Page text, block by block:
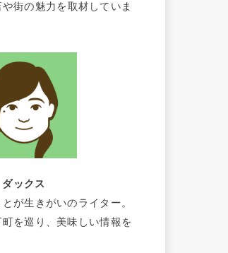
街の魅力を取材していま
ダックス
が生きがいのライター。
を巡り、美味しい情報を